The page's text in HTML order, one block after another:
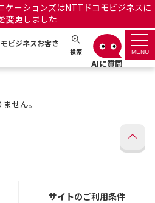
ケーションズはNTTドコモビジネスに
変更しました
ビジネスお客さ
検索 MENU
さまサポート 日本語 English
せん。
サイトのご利用条件